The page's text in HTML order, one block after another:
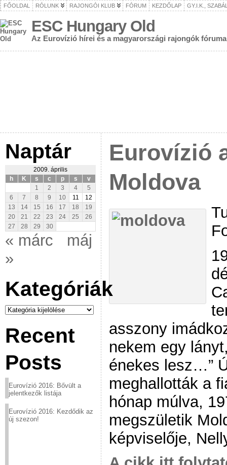
FŐOLDAL RÓLUNK RAJONGÓI KLUB FÓRUM KEZDŐLAP GY.I.K.,
ESC Hungary Old
Az Eurovízió hírei és a magyarországi rajongók fóruma
Naptár
2009. április
h
K s c p s
v
1
2 3 4
5
6
7 8 9 10 11
12
13
14 15 16 17 18
19
20
21 22 23 24 25
26
27
28 29 30
« márc
máj
»
Kategóriák
Kategóriák
Recent
Posts
Eurovízió 2016: Bővült a
jelentkezők listája
Eurovízió 2016: Kezdődik az
új szezon!
Eurovízió
Moldova
asszony
nekem egy
énekes lesz…”
meghallották a
hónap múlva,
megszületik
képviselője,